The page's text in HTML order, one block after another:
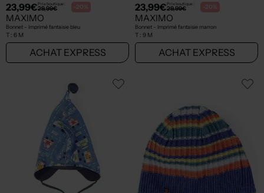
23,99€Prix boutique :
29,99€ -20%
MAXIMO
Bonnet - Imprimé fantaisie bleu
T : 6 M
ACHAT EXPRESS
23,99€Prix boutique :
29,99€ -20%
MAXIMO
Bonnet - Imprimé fantaisie marron
T : 9 M
ACHAT EXPRESS